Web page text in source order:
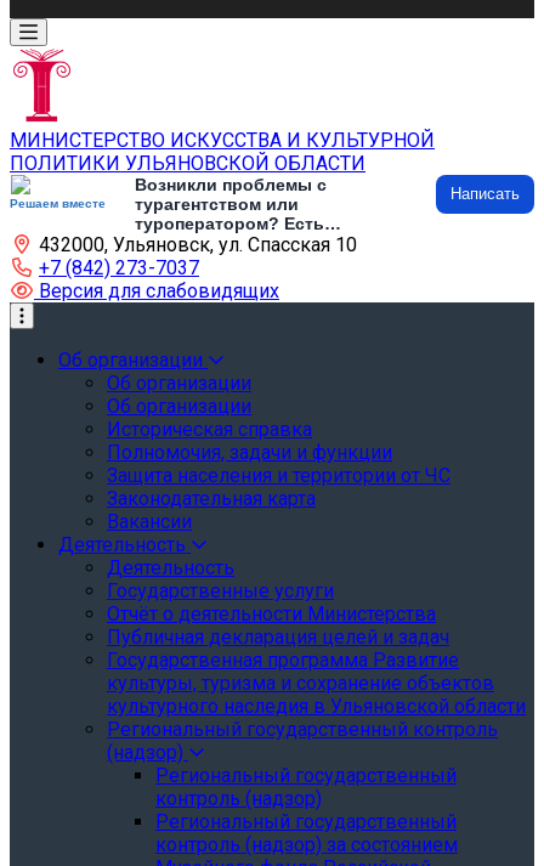
МИНИСТЕРСТВО ИСКУССТВА И КУЛЬТУРНОЙ
ПОЛИТИКИ УЛЬЯНОВСКОЙ ОБЛАСТИ
Решаем вместе
Возникли проблемы с
турагентством или
туроператором? Есть
предложения по развитию
туризма и туристической
инфраструктуры? Напишите об
этом
Написать
432000, Ульяновск, ул. Спасская 10
+7 (842) 273-7037
Версия для слабовидящих
Об организации
Об организации
Об организации
Историческая справка
Полномочия, задачи и функции
Защита населения и территории от ЧС
Законодательная карта
Вакансии
Деятельность
Деятельность
Государственные услуги
Отчёт о деятельности Министерства
Публичная декларация целей и задач
Государственная программа Развитие
культуры, туризма и сохранение объектов
культурного наследия в Ульяновской области
Региональный государственный контроль
(надзор)
Региональный государственный
контроль (надзор)
Региональный государственный
контроль (надзор) за состоянием